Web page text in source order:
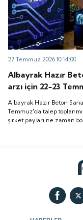
27 Temmuz 2026 10:14:00
Albayrak Hazır
arzı için 22-23
arz sonuçları belli
zaman borsada
Albayrak Hazır Beton
Temmuz'da talep
şirket payları ne zaman